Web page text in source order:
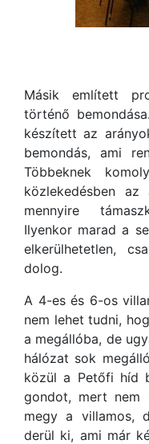
Másik említett
történő
készített az
bemondás, ami
Többeknek
közlekedésben
mennyire
Ilyenkor marad a
elkerülhetetlen,
dolog.
A 4-es és 6-os
nem lehet tudni,
a megállóba, de
hálózat sok
közül a Petőfi híd
gondot, mert nem
megy a villamos,
derül ki, ami már